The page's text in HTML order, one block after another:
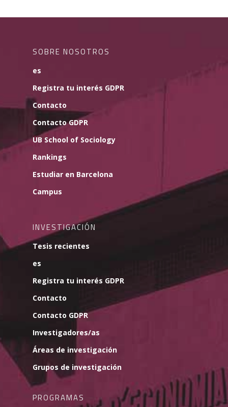
SOBRE NOSOTROS
es
Registra tu interés GDPR
Contacto
Contacto GDPR
UB School of Sociology
Rankings
Estudiar en Barcelona
Campus
INVESTIGACIÓN
Tesis recientes
es
Registra tu interés GDPR
Contacto
Contacto GDPR
Investigadores/as
Áreas de investigación
Grupos de investigación
PROGRAMAS